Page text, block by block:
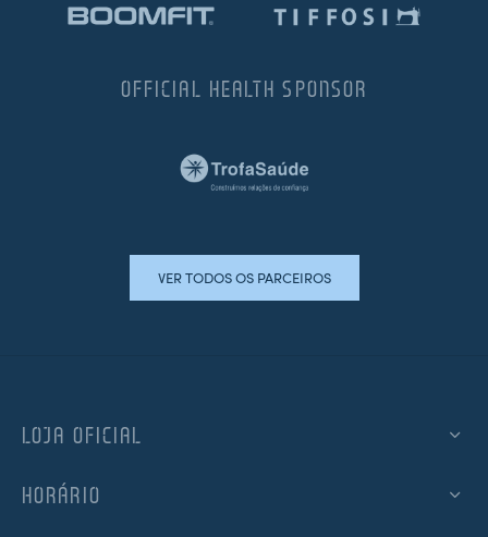
OFFICIAL HEALTH SPONSOR
VER TODOS OS PARCEIROS
LOJA OFICIAL
HORÁRIO